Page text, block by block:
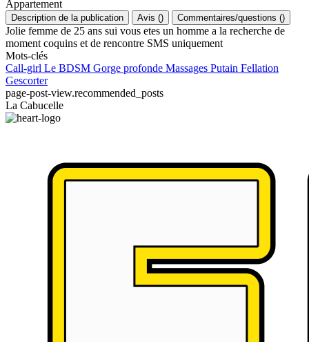
Appartement
Description de la publication Avis () Commentaires/questions ()
Jolie femme de 25 ans sui vous etes un homme a la recherche de
moment coquins et de rencontre SMS uniquement
Mots-clés
Call-girl Le BDSM Gorge profonde Massages Putain Fellation
Gescorter
page-post-view.recommended_posts
La Cabucelle